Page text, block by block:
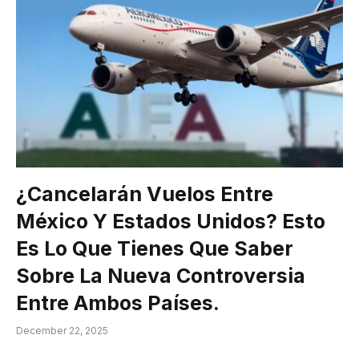
¿Cancelarán Vuelos Entre
México Y Estados Unidos? Esto
Es Lo Que Tienes Que Saber
Sobre La Nueva Controversia
Entre Ambos Países.
December 22, 2025